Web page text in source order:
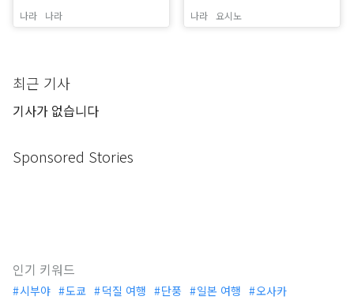
나라 나라 나라 요시노
최근 기사
기사가 없습니다
Sponsored Stories
인기 키워드
시부야 도쿄 덕질 여행 단풍 일본 여행
오사카